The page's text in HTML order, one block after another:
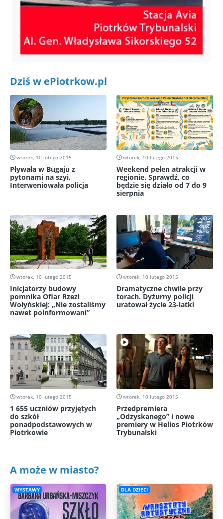
Dziś w ePiotrkow.pl
wtorek, 10 lutego 2015
Pływała w Bugaju z
pytonami na szyi.
Interweniowała policja
wtorek, 10 lutego 2015
Weekend pełen atrakcji w
regionie. Sprawdź, co
będzie się działo od 7 do 9
sierpnia
wtorek, 10 lutego 2015
Inicjatorzy budowy
pomnika Ofiar Rzezi
Wołyńskiej: „Nie zostaliśmy
nawet poinformowani”
wtorek, 10 lutego 2015
Dramatyczne chwile przy
torach. Dyżurny policji
uratował życie 23-latki
wtorek, 10 lutego 2015
1 655 uczniów przyjętych
do szkół
ponadpodstawowych w
Piotrkowie
wtorek, 10 lutego 2015
Przedpremiera
„Odzyskanego” i nowe
premiery w Helios Piotrków
Trybunalski
A może w miasto?
WYSTAWY DLA DZIECI